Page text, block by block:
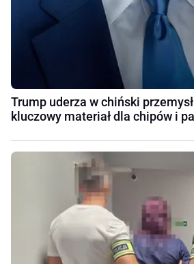
Trump uderza w chiński
kluczowy materiał dla chipów i